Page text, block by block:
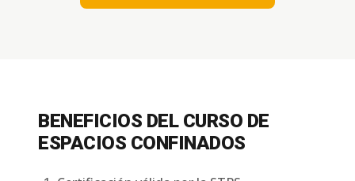
BENEFICIOS DEL CURSO DE
ESPACIOS CONFINADOS